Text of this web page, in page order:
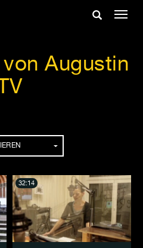
Suche
Augustin
TV
32:14